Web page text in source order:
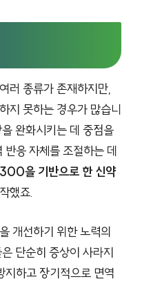
러 종류가 존재하지만,
지 못하는 경우가 많습니
완화시키는 데 중점을
응 자체를 조절하는 데
을 기반으로 한 신약
했죠.
개선하기 위한 노력의
단순히 증상이 사라지
지하고 장기적으로 면역